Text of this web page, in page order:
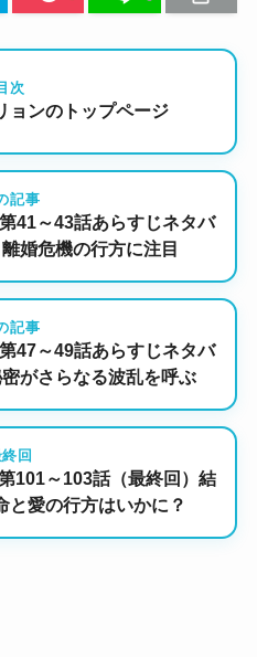
次
ョンのトップページ
記事
41～43話あらすじネタバ
婚危機の行方に注目
記事
47～49話あらすじネタバ
がさらなる波乱を呼ぶ
回
101～103話（最終回）結
と愛の行方はいかに？